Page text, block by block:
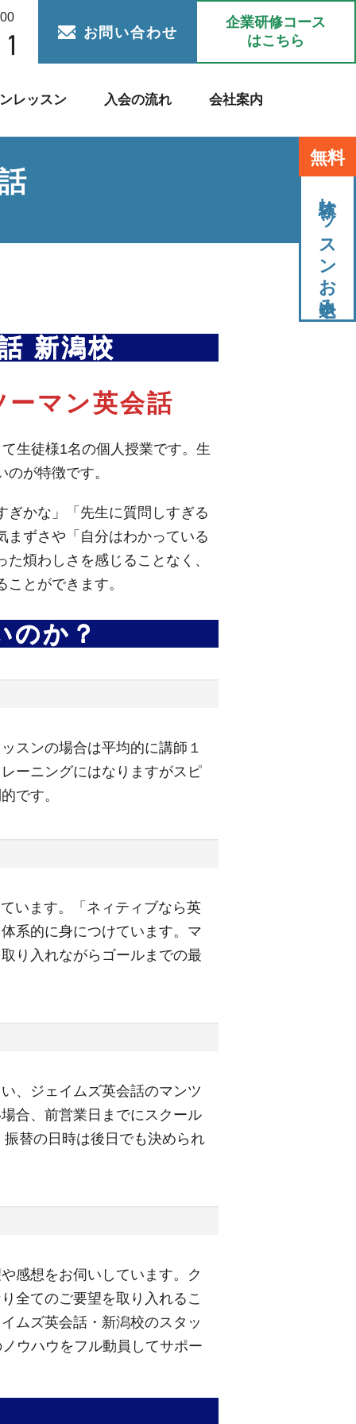
お問い合わせ
企業研修コース
はこちら
レッスン 入会の流れ 会社案内
無料
体験レッスンお申込み
新潟校
マン英会話
生徒様1名の個人授業です。生
が特徴です。
ぎかな」「先生に質問しすぎる
まずさや「自分はわかっている
煩わしさを感じることなく、
とができます。
のか？
スンの場合は平均的に講師１
ーニングにはなりますがスピ
です。
います。「ネィティブなら英
系的に身につけています。マ
り入れながらゴールまでの最
、ジェイムズ英会話のマンツ
合、前営業日までにスクール
替の日時は後日でも決められ
感想をお伺いしています。ク
全てのご要望を取り入れるこ
ムズ英会話・新潟校のスタッ
ウハウをフル動員してサポー